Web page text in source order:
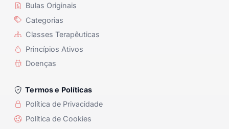
Bulas Originais
Categorias
Classes Terapêuticas
Princípios Ativos
Doenças
Termos e Políticas
Política de Privacidade
Política de Cookies